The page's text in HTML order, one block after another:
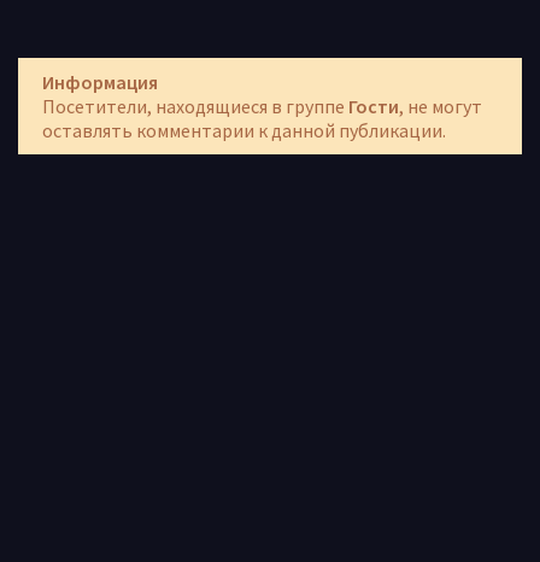
Информация
Посетители, находящиеся в группе Гости, не могут
оставлять комментарии к данной публикации.